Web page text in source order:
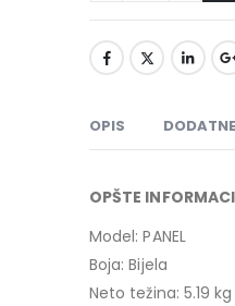
OPIS
OPŠTE
Model: PANEL
Boja: Bijela
Neto težina: 5.19 kg